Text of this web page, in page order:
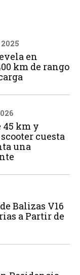
en
km de rango
45 km y
cuesta
una
Balizas V16
a Partir de